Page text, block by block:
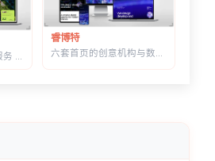
睿博特